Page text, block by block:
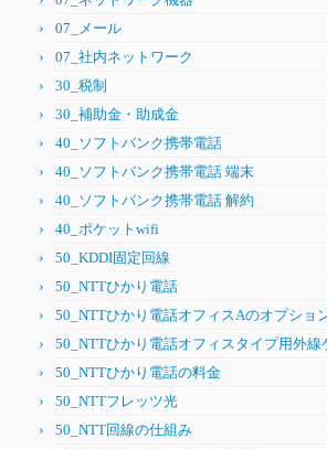
07_メール
07_社内ネットワーク
30_税制
30_補助金・助成金
40_ソフトバンク携帯電話
40_ソフトバンク携帯電話 端末
40_ソフトバンク携帯電話 解約
40_ポケットwifi
50_KDDI固定回線
50_NTTひかり電話
50_NTTひかり電話オフィスAのオプショ
50_NTTひかり電話オフィスタイプ用外線
50_NTTひかり電話の料金
50_NTTフレッツ光
50_NTT回線の仕組み